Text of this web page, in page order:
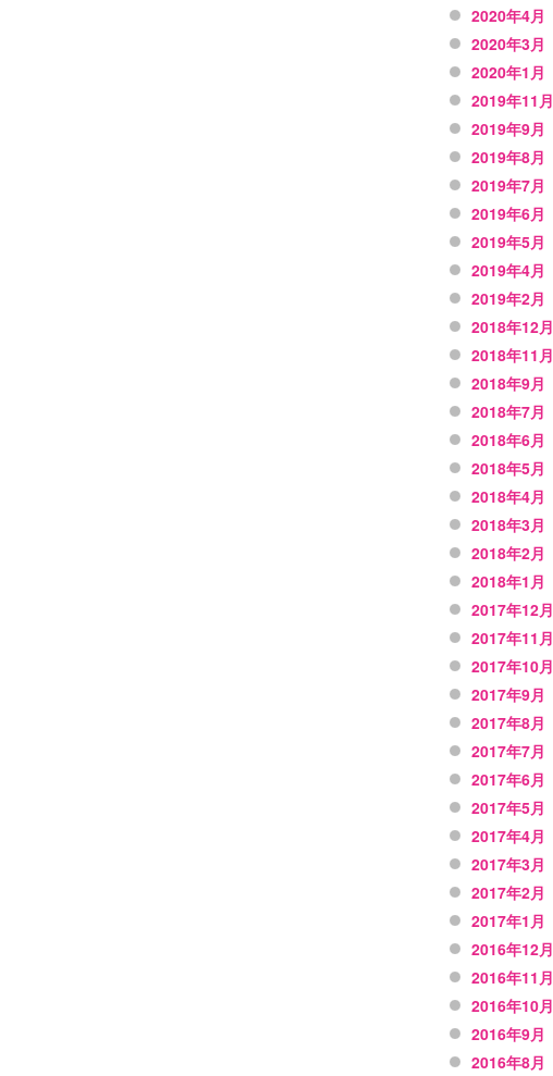
2020年4月
2020年3月
2020年1月
2019年11月
2019年9月
2019年8月
2019年7月
2019年6月
2019年5月
2019年4月
2019年2月
2018年12月
2018年11月
2018年9月
2018年7月
2018年6月
2018年5月
2018年4月
2018年3月
2018年2月
2018年1月
2017年12月
2017年11月
2017年10月
2017年9月
2017年8月
2017年7月
2017年6月
2017年5月
2017年4月
2017年3月
2017年2月
2017年1月
2016年12月
2016年11月
2016年10月
2016年9月
2016年8月